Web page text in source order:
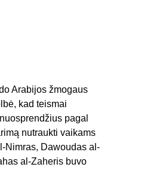
Arabijos žmogaus
kad teismai
pagal
nutraukti vaikams
Nimras, Dawoudas al-
al-Zaheris buvo